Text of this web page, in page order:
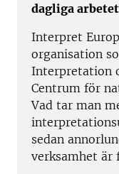
dagliga arbetet
Interpret
organisation
Interpretation
Centrum för
Vad tar man
sedan
verksamhet är